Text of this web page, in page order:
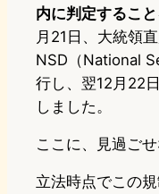
内に判定するこ
月21日、大統領
NSD（National
行し、翌12月22
しました。
ここに、見過ご
立法時点でこの